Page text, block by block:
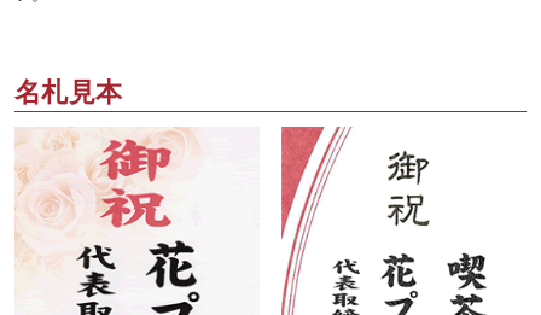
名札見本